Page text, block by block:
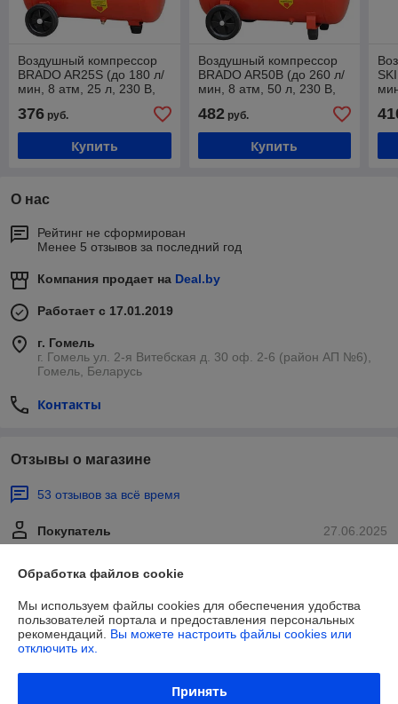
Воздушный компрессор
BRADO AR25S (до 180 л/
мин, 8 атм, 25 л, 230 В,
376 руб.
Купить
Воздушный компрессор
BRADO AR50B (до 260 л/
мин, 8 атм, 50 л, 230 В,
482руб.
Купить
О нас
Рейтинг не сформирован
Менее 5 отзывов за последний год
Компания продает на Deal.by
Работает с 17.01.2019
г. Гомель
г. Гомель ул. 2-я Витебская д. 30 оф. 2-6 (район АП №6),
Гомель, Беларусь
Контакты
Отзывы о магазине
53 отзывов за всё время
27.06.2025
Покупатель
Покупатель
Плохо
Обработка файлов cookie
Мы используем файлы cookies для обеспечения удобства
пользователей портала и предоставления персональных
рекомендаций. Вы можете настроить файлы cookies или
отключить их.
Принять